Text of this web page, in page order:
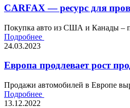
CARFAX — ресурс для
Покупка авто из США и Канады –
Подробнее
24.03.2023
Европа продлевает рост
Продажи автомобилей в Европе
Подробнее
13.12.2022